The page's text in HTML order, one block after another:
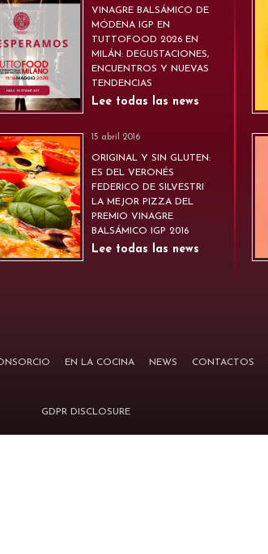
VINAGRE BALSÁMICO DE
MÓDENA IGP EN
TUTTOFOOD 2026 EN
MILÁN: DEGUSTACIONES,
ENCUENTROS Y NUEVAS
TENDENCIAS
Lee todas las news
15 abril 2016
ORIGINAL Y SIN GLUTEN:
ES DEL VERONÉS
FEDERICO DE SILVESTRI
LA MEJOR PIZZA DEL
PREMIO VINAGRE
BALSÁMICO IGP 2016
Lee todas las news
EN LA COCINA NEWS CONTACTOS
GDPR DISCLOSURE